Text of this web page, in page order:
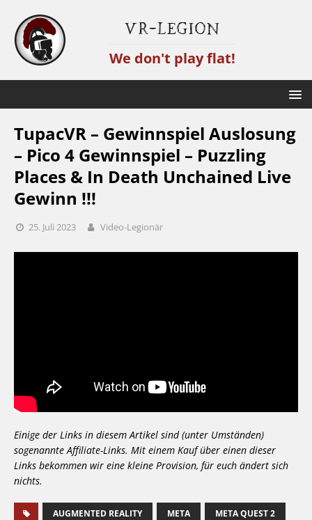
VR-Legion
We don't play flat!
TupacVR – Gewinnspiel Auslosung
– Pico 4 Gewinnspiel – Puzzling
Places & In Death Unchained Live
Gewinn !!!
25. Juli 2023 Video-Legionär
Einige der Links in diesem Artikel sind (unter Umständen)
sogenannte Affiliate-Links. Mit einem Kauf über einen dieser
Links bekommen wir eine kleine Provision, für euch ändert sich
nichts.
AUGMENTED REALITY META META QUEST 2